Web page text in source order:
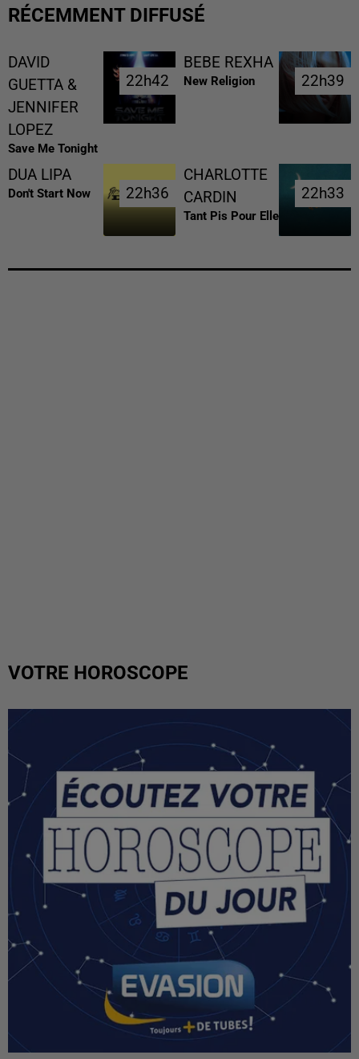
RÉCEMMENT DIFFUSÉ
DAVID
GUETTA &
JENNIFER
LOPEZ
Save Me Tonight
22h42
22h42
BEBE REXHA
New Religion 22h39
22h39
DUA LIPA
Don't Start Now 22h36
22h36
CHARLOTTE
CARDIN
Tant Pis Pour Elle
22h33
22h33
VOTRE HOROSCOPE